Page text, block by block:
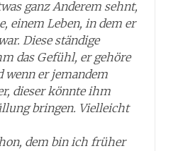
ganz Anderem sehnt,
einem Leben, in dem er
Diese ständige
das Gefühl, er gehöre
wenn er jemandem
dieser könnte ihm
bringen. Vielleicht
dem bin ich früher